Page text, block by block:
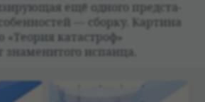
ещё одного пред­ста­
— сборку. Кар­тина
«Тео­рия ката­строф»
знаме­ни­того испанца.